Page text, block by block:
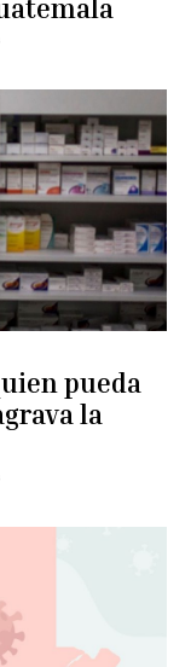
pueda
la